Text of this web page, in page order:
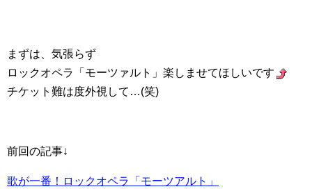
まずは、気張らず
ロックオペラ「モーツァルト」楽しませてほしいです
チケット難は度外視して…(笑)
前回の記事↓
歌が一番！ロックオペラ「モーツアルト」